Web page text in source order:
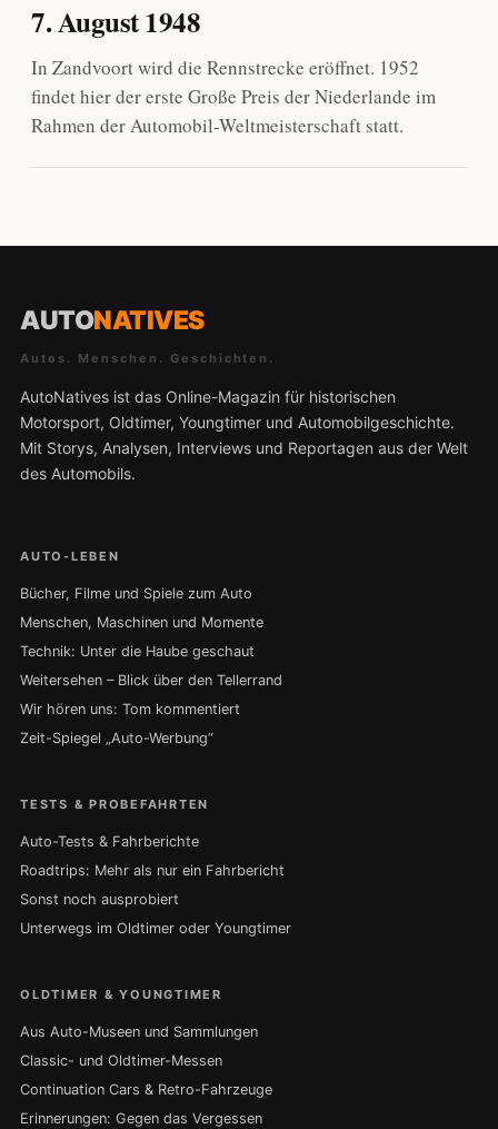
7. August 1948
In Zandvoort wird die Rennstrecke eröffnet. 1952
findet hier der erste Große Preis der Niederlande im
Rahmen der Automobil-Weltmeisterschaft statt.
AUTONATIVES
Autos. Menschen. Geschichten.
AutoNatives ist das Online-Magazin für historischen
Motorsport, Oldtimer, Youngtimer und Automobilgeschichte.
Mit Storys, Analysen, Interviews und Reportagen aus der Welt
des Automobils.
AUTO-LEBEN
Bücher, Filme und Spiele zum Auto
Menschen, Maschinen und Momente
Technik: Unter die Haube geschaut
Weitersehen – Blick über den Tellerrand
Wir hören uns: Tom kommentiert
Zeit-Spiegel „Auto-Werbung“
TESTS & PROBEFAHRTEN
Auto-Tests & Fahrberichte
Roadtrips: Mehr als nur ein Fahrbericht
Sonst noch ausprobiert
Unterwegs im Oldtimer oder Youngtimer
OLDTIMER & YOUNGTIMER
Aus Auto-Museen und Sammlungen
Classic- und Oldtimer-Messen
Continuation Cars & Retro-Fahrzeuge
Erinnerungen: Gegen das Vergessen